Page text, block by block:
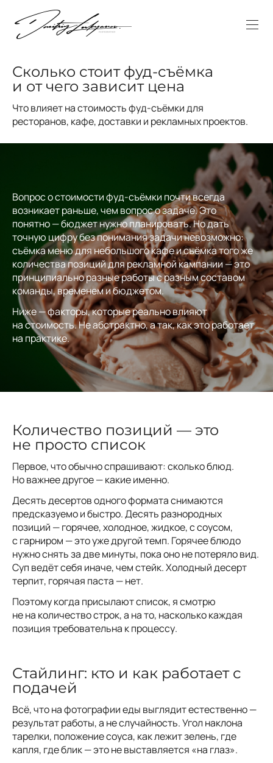
Сколько стоит фуд-съёмка
и от чего зависит цена
Что влияет на стоимость фуд-съёмки для
ресторанов, кафе, доставки и рекламных проектов.
Вопрос о стоимости фуд-съёмки почти всегда
возникает раньше, чем вопрос о задаче. Это
понятно — бюджет нужно планировать. Но дать
точную цифру без понимания задачи невозможно:
съёмка меню для небольшого кафе и съёмка того же
количества позиций для рекламной кампании — это
принципиально разные работы с разным составом
команды, временем и бюджетом.
Ниже — факторы, которые реально влияют
на стоимость. Не абстрактно, а так, как это работает
на практике.
Количество позиций — это
не просто список
Первое, что обычно спрашивают: сколько блюд.
Но важнее другое — какие именно.
Десять десертов одного формата снимаются
предсказуемо и быстро. Десять разнородных
позиций — горячее, холодное, жидкое, с соусом,
с гарниром — это уже другой темп. Горячее блюдо
нужно снять за две минуты, пока оно не потеряло вид.
Суп ведёт себя иначе, чем стейк. Холодный десерт
терпит, горячая паста — нет.
Поэтому когда присылают список, я смотрю
не на количество строк, а на то, насколько каждая
позиция требовательна к процессу.
Стайлинг: кто и как работает с
подачей
Всё, что на фотографии еды выглядит естественно —
результат работы, а не случайность. Угол наклона
тарелки, положение соуса, как лежит зелень, где
капля, где блик — это не выставляется «на глаз».